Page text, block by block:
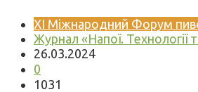
XI Міжнародний Форум
Журнал «Напої. Технології
26.03.2024
0
1031